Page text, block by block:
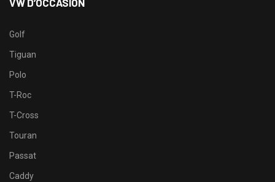
VW D’OCCASION
Golf
Tiguan
Polo
T-Roc
T-Cross
Touran
Passat
Caddy